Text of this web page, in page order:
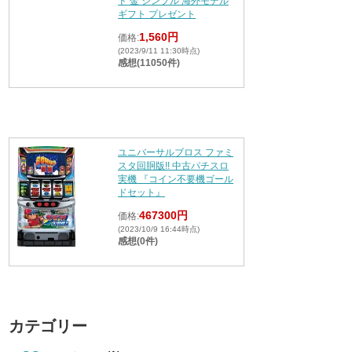
ギフト プレゼント
価格:1,560円
(2023/9/11 11:30時点)
感想(11050件)
ユニバーサルブロス ファミ
スタ回胴版!! 中古パチスロ
実機 『コイン不要機ゴール
ドセット』
価格:467300円
(2023/10/9 16:44時点)
感想(0件)
カテゴリー